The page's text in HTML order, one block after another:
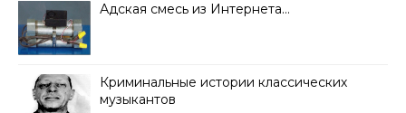
Адская смесь из Интернета…
Криминальные истории классических
музыкантов